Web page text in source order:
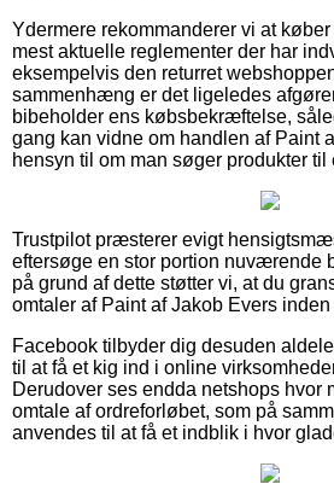
Ydermere rekommanderer vi at
mest aktuelle reglementer der har
eksempelvis den returret
sammenhæng er det ligeledes
bibeholder ens købsbekræftelse,
gang kan vidne om handlen af Paint
hensyn til om man søger produkter
Trustpilot præsterer evigt
eftersøge en stor portion nuværende
på grund af dette støtter vi, at du
omtaler af Paint af Jakob Evers inden
Facebook tilbyder dig desuden
til at få et kig ind i online
Derudover ses endda netshops hvor
omtale af ordreforløbet, som på
anvendes til at få et indblik i hvor